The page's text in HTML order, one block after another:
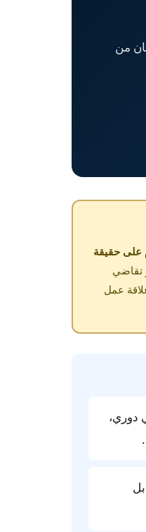
من
على حقيقة
تقاضي
عمل
دوري،